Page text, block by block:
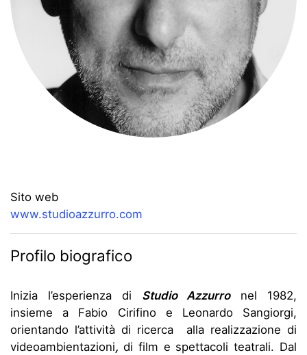
Sito web
www.studioazzurro.com
Profilo biografico
Inizia l’esperienza di Studio Azzurronel 1982,
insieme a Fabio Cirifino e Leonardo Sangiorgi,
orientando l’attività di ricerca alla realizzazione di
videoambientazioni, di film e spettacoli teatrali. Dal